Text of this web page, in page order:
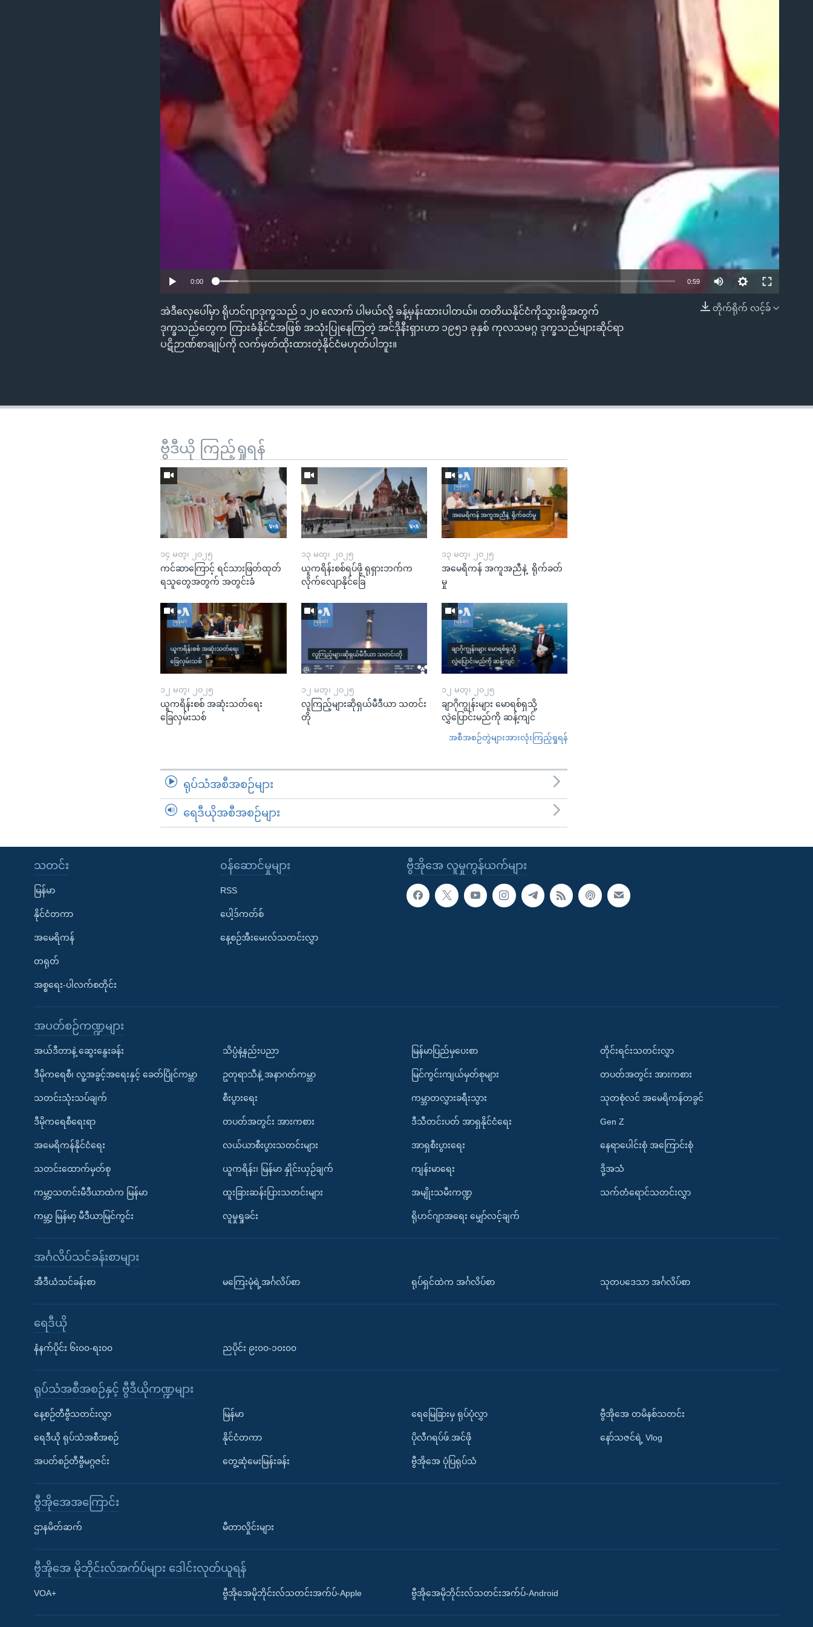
Learning English
ဗွီအိုအေ လူမှုကွန်ယက်များ
EMBED
0:00 0:59
တိုက်ရိုက် လင့်ခ်
အဲဒီလှေပေါ်မှာ ရိုဟင်ဂျာဒုက္ခသည် ၁၂၀ လောက် ပါမယ်လို့ ခန့်မှန်းထားပါတယ်။ တတိယနိုင်ငံကိုသွားဖို့အတွက်
ဒုက္ခသည်တွေက ကြားခံနိုင်ငံအဖြစ် အသုံးပြုနေကြတဲ့ အင်ဒိုနီးရှားဟာ ၁၉၅၁ ခုနှစ် ကုလသမဂ္ဂ ဒုက္ခသည်များဆိုင်ရာ
ပဋိဉာဏ်စာချုပ်ကို လက်မှတ်ထိုးထားတဲ့နိုင်ငံမဟုတ်ပါဘူး။
ဗွီဒီယို ကြည့်ရှုရန်
၁၄ မတ္၊ ၂၀၂၅
ကင်ဆာကြောင့် ရင်သားဖြတ်ထုတ်
ရသူတွေအတွက် အတွင်းခံ
၁၃ မတ္၊ ၂၀၂၅
ယူကရိန်းစစ်ရပ်ဖို့ ရုရှားဘက်က
လိုက်လျောနိုင်ခြေ
၁၃ မတ္၊ ၂၀၂၅
အမေရိကန် အကူအညီနဲ့ ရိုက်ခတ်
မှု
၁၂ မတ္၊ ၂၀၂၅
ယူကရိန်းစစ် အဆုံးသတ်ရေး
ခြေလှမ်းသစ်
၁၂ မတ္၊ ၂၀၂၅
လူကြည့်များဆိုရှယ်မီဒီယာ သတင်း
တို
၁၂ မတ္၊ ၂၀၂၅
ချာဂိုကျွန်းများ မောရစ်ရှသို့
လွှဲပြောင်းမည်ကို ဆန့်ကျင်
အစီအစဉ်တွဲများအားလုံးကြည့်ရှုရန်
ရုပ်သံအစီအစဉ်များ
ရေဒီယိုအစီအစဉ်များ
ဗွီအိုအေ လူမှုကွန်ယက်များ
သတင်း
မြန်မာ
နိုင်ငံတကာ
အမေရိကန်
တရုတ်
အစ္စရေး-ပါလက်စတိုင်း
၀န်ဆောင်မှုများ
RSS
ပေါ့ဒ်ကတ်စ်
နေ့စဉ်အီးမေးလ်သတင်းလွှာ
အပတ်စဉ်ကဏ္ဍများ
အယ်ဒီတာနဲ့ ဆွေးနွေးခန်း
ဒီမိုကရေစီ၊ လူ့အခွင့်အရေးနှင့် ခေတ်ပြိုင်ကမ္ဘာ
သတင်းသုံးသပ်ချက်
ဒီမိုကရေစီရေးရာ
အမေရိကန်နိုင်ငံရေး
သတင်းထောက်မှတ်စု
ကမ္ဘာ့သတင်းမီဒီယာထဲက မြန်မာ
ကမ္ဘာ့ မြန်မာ့ မီဒီယာမြင်ကွင်း
သိပ္ပံနဲ့နည်းပညာ
ဥတုရာသီနဲ့ အနာဂတ်ကမ္ဘာ
စီးပွားရေး
တပတ်အတွင်း အားကစား
လယ်ယာစီးပွားသတင်းများ
ယူကရိန်း၊ မြန်မာ နှိုင်းယှဉ်ချက်
ထူးခြားဆန်းပြားသတင်းများ
လူမှုရှုခင်း
မြန်မာပြည်မှပေးစာ
မြင်ကွင်းကျယ်မှတ်စုများ
ကမ္ဘာတလွှားခရီးသွား
ဒီသီတင်းပတ် အာရှနိုင်ငံရေး
အာရှစီးပွားရေး
ကျန်းမာရေး
အမျိုးသမီးကဏ္ဍ
ရိုဟင်ဂျာအရေး မျှော်လင့်ချက်
တိုင်းရင်းသတင်းလွှာ
တပတ်အတွင်း အားကစား
သုတစုံလင် အမေရိကန်တခွင်
Gen Z
နေရာပေါင်းစုံ အကြောင်းစုံ
ဒို့အသံ
သက်တံရောင်သတင်းလွှာ
အင်္ဂလိပ်သင်ခန်းစာများ
အီဒီယံသင်ခန်းစာ မကြေးမုံရဲ့အင်္ဂလိပ်စာ ရုပ်ရှင်ထဲက အင်္ဂလိပ်စာ သုတပဒေသာ အင်္ဂလိပ်စာ
ရေဒီယို
နံနက်ပိုင်း ၆း၀၀-ရး၀၀ ညပိုင်း ၉း၀၀-၁၀း၀၀
ရုပ်သံအစီအစဉ်နှင့် ဗွီဒီယိုကဏ္ဍများ
နေ့စဉ်တီဗွီသတင်းလွှာ
ရေဒီယို ရုပ်သံအစီအစဉ်
အပတ်စဉ်တီဗွီမဂ္ဂဇင်း
မြန်မာ
နိုင်ငံတကာ
တွေ့ဆုံမေးမြန်းခန်း
ရေမြေခြားမှ ရုပ်ပုံလွှာ
ပိုလီဂရပ်ဖ်.အင်ဖို
ဗွီအိုအေ ပုံပြရုပ်သံ
ဗွီအိုအေ တမိနစ်သတင်း
နော်သဇင်ရဲ့ Vlog
ဗွီအိုအေအကြောင်း
ဌာနမိတ်ဆက် မီတာလှိုင်းများ
ဗွီအိုအေ မိုဘိုင်းလ်အက်ပ်များ ဒေါင်းလုတ်ယူရန်
VOA+ ဗွီအိုအေမိုဘိုင်းလ်သတင်းအက်ပ်-Apple ဗွီအိုအေမိုဘိုင်းလ်သတင်းအက်ပ်-Android